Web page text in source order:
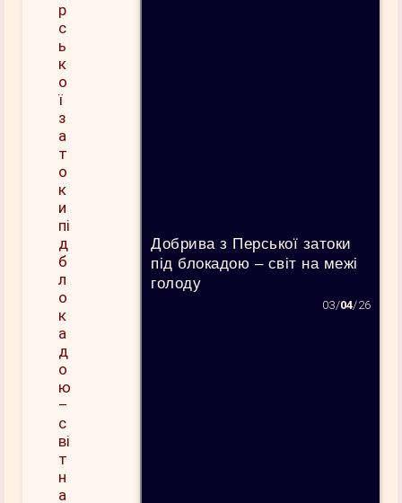
Добрива з Перської затоки
під блокадою – світ на межі
голоду
03/04/26